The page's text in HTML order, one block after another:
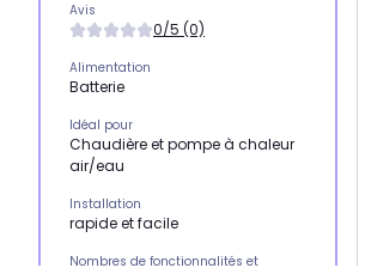
Avis
0/5 (0)
Alimentation
Batterie
Idéal pour
Chaudière et pompe à chaleur
air/eau
Installation
rapide et facile
Nombres de fonctionnalités et